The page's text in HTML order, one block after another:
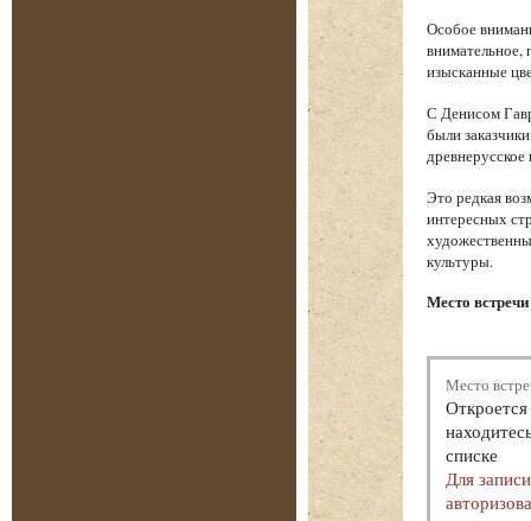
Особое
внимательное,
изысканные
С Денисом
были
древнерусское
Это редкая
интересных
культуры.
Место
Место
списке
Для